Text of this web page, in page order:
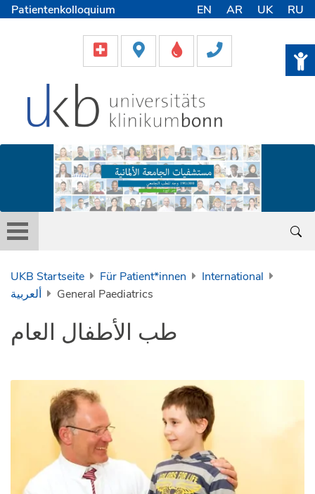
Patientenkolloquium
Lob & Beschwerde
Karriere
Helfen & Spenden
Medien
EN AR UK RU
UKB Startseite Für Patient*innen
International
ألعربية
General Paediatrics
طب الأطفال العام